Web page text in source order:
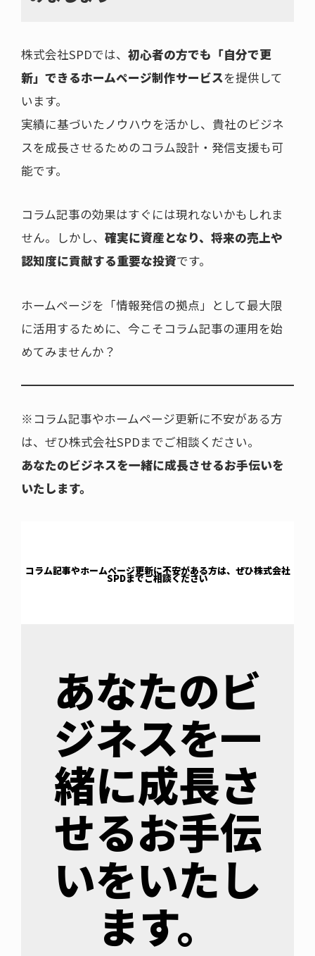
株式会社SPDでは、 初心者の方でも「自分で更
新」できるホームページ制作サービスを提供して
います。
実績に基づいたノウハウを活かし、貴社のビジネ
スを成長させるためのコラム設計・発信支援も可
能です。
コラム記事の効果はすぐには現れないかもしれま
せん。しかし、 確実に資産となり、将来の売上や
認知度に貢献する重要な投資です。
ホームページを「情報発信の拠点」として最大限
に活用するために、今こそコラム記事の運用を始
めてみませんか？
※コラム記事やホームページ更新に不安がある方
は、ぜひ株式会社SPDまでご相談ください。
あなたのビジネスを一緒に成長させるお手伝いを
いたします。
コラム記事やホームページ更新に不安がある方は、ぜひ株式会社
SPDまでご相談ください
あなたのビ
ジネスを一
緒に成長さ
せるお手伝
いをいたし
ます。